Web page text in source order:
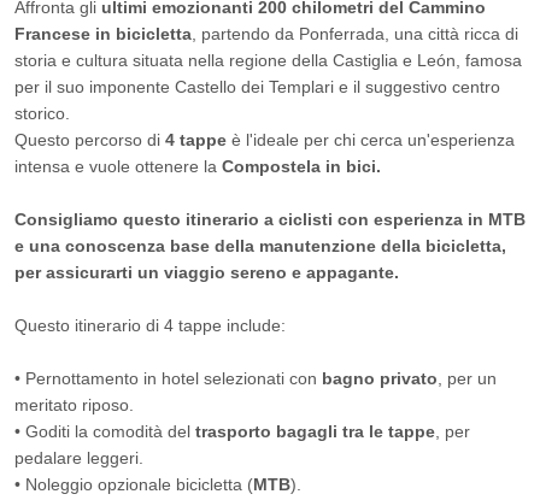
Affronta gli ultimi emozionanti 200 chilometri del Cammino
Francese in bicicletta , partendo da Ponferrada, una città ricca di
storia e cultura situata nella regione della Castiglia e León, famosa
per il suo imponente Castello dei Templari e il suggestivo centro
storico.
Questo percorso di 4 tappe è l'ideale per chi cerca un'esperienza
intensa e vuole ottenere la Compostela in bici.
Consigliamo questo itinerario a ciclisti con esperienza in MTB
e una conoscenza base della manutenzione della bicicletta,
per assicurarti un viaggio sereno e appagante.
Questo itinerario di 4 tappe include:
• Pernottamento in hotel selezionati con bagno privato , per un
meritato riposo.
• Goditi la comodità del trasporto bagagli tra le tappe , per
pedalare leggeri.
• Noleggio opzionale bicicletta (MTB).